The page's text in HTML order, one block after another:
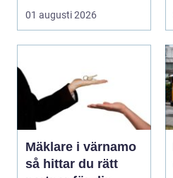
videos hacka...
01 augusti 2026
Mäklare i värnamo
så hittar du rätt